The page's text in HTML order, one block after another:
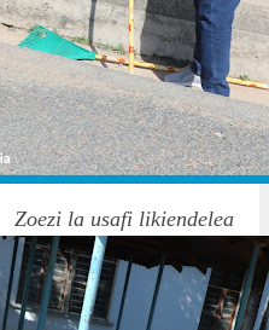
Zoezi la usafi likiendelea